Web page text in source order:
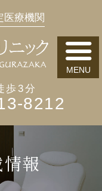
医療機関
歩3分
8212
情報